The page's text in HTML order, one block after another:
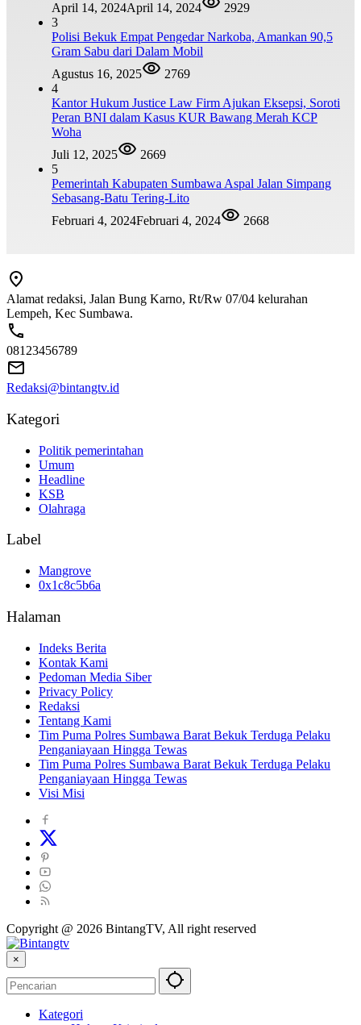
April 14, 2024April 14, 2024
2929
3
Polisi Bekuk Empat Pengedar Narkoba, Amankan 90,5
Gram Sabu dari Dalam Mobil
Agustus 16, 2025
2769
4
Kantor Hukum Justice Law Firm Ajukan Eksepsi, Soroti
Peran BNI dalam Kasus KUR Bawang Merah KCP
Woha
Juli 12, 2025
2669
5
Pemerintah Kabupaten Sumbawa Aspal Jalan Simpang
Sebasang-Batu Tering-Lito
Februari 4, 2024Februari 4, 2024 2668
Alamat redaksi, Jalan Bung Karno, Rt/Rw 07/04 kelurahan
Lempeh, Kec Sumbawa.
08123456789
Redaksi@bintangtv.id
Kategori
Politik pemerintahan
Umum
Headline
KSB
Olahraga
Label
Mangrove
0x1c8c5b6a
Halaman
Indeks Berita
Kontak Kami
Pedoman Media Siber
Privacy Policy
Redaksi
Tentang Kami
Tim Puma Polres Sumbawa Barat Bekuk Terduga Pelaku
Penganiayaan Hingga Tewas
Tim Puma Polres Sumbawa Barat Bekuk Terduga Pelaku
Penganiayaan Hingga Tewas
Visi Misi
Copyright @ 2026 BintangTV, All right reserved
×
Kategori